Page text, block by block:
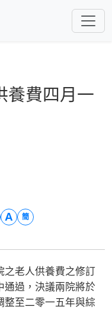
養費四月一
A 簡
老人供養費之修訂
通過，決議兩院將於
整至二零一五年與綜